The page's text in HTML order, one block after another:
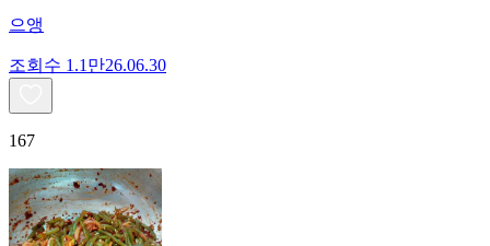
으앵
조회수 1.1만26.06.30
167